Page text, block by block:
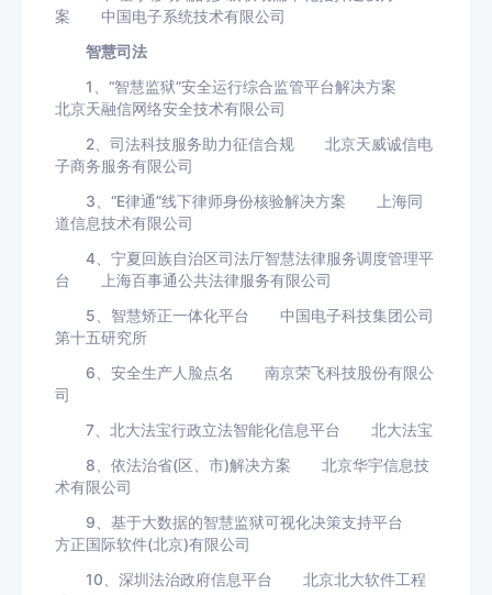
案 中国电子系统技术有限公司
智慧司法
1、“智慧监狱”安全运行综合监管平台解决方案
北京天融信网络安全技术有限公司
2、司法科技服务助力征信合规 北京天威诚信电
子商务服务有限公司
3、“E律通”线下律师身份核验解决方案 上海同
道信息技术有限公司
4、宁夏回族自治区司法厅智慧法律服务调度管理平
台 上海百事通公共法律服务有限公司
5、智慧矫正一体化平台 中国电子科技集团公司
第十五研究所
6、安全生产人脸点名 南京荣飞科技股份有限公
司
7、北大法宝行政立法智能化信息平台 北大法宝
8、依法治省(区、市)解决方案 北京华宇信息技
术有限公司
9、基于大数据的智慧监狱可视化决策支持平台
方正国际软件(北京)有限公司
10、深圳法治政府信息平台 北京北大软件工程